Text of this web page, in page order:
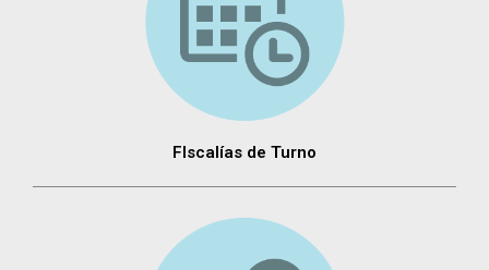
FIscalías de Turno